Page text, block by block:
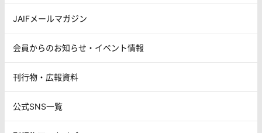
JAIFメールマガジン
会員からのお知らせ・イベント情報
刊行物・広報資料
公式SNS一覧